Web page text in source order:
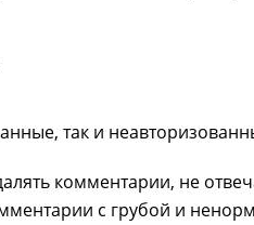
так и
комментарии, не
с грубой и